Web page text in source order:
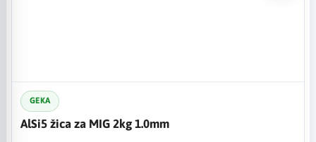
GEKA
AlSi5 žica za MIG 2kg 1.0mm